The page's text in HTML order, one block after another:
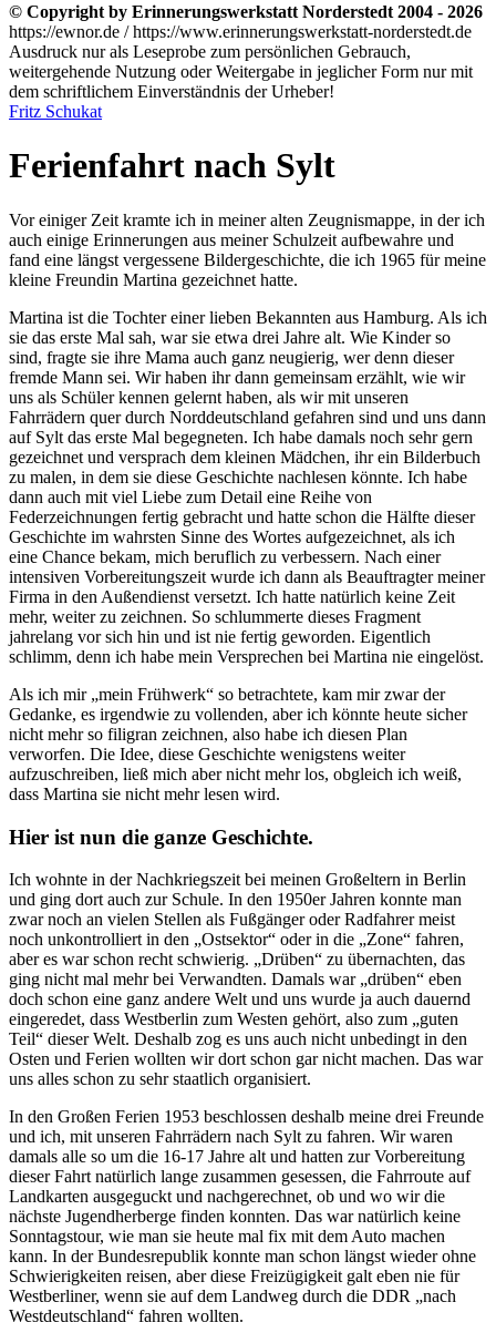
© Copyright by Erinnerungswerkstatt Norderstedt 2004 - 2026
https://ewnor.de / https://www.erinnerungswerkstatt-norderstedt.de
Ausdruck nur als Leseprobe zum persönlichen Gebrauch,
weitergehende Nutzung oder Weitergabe in jeglicher Form nur mit
dem schriftlichem Einverständnis der Urheber!
Fritz Schukat
Ferienfahrt nach Sylt
Vor einiger Zeit kramte ich in meiner alten Zeugnismappe, in der ich
auch einige Erinnerungen aus meiner Schulzeit aufbewahre und
fand eine längst vergessene Bildergeschichte, die ich 1965 für meine
kleine Freundin Martina gezeichnet hatte.
Martina ist die Tochter einer lieben Bekannten aus Hamburg. Als ich
sie das erste Mal sah, war sie etwa drei Jahre alt. Wie Kinder so
sind, fragte sie ihre Mama auch ganz neugierig, wer denn dieser
fremde Mann sei. Wir haben ihr dann gemeinsam erzählt, wie wir
uns als Schüler kennen gelernt haben, als wir mit unseren
Fahrrädern quer durch Norddeutschland gefahren sind und uns dann
auf Sylt das erste Mal begegneten. Ich habe damals noch sehr gern
gezeichnet und versprach dem kleinen Mädchen, ihr ein Bilderbuch
zu malen, in dem sie diese Geschichte nachlesen könnte. Ich habe
dann auch mit viel Liebe zum Detail eine Reihe von
Federzeichnungen fertig gebracht und hatte schon die Hälfte dieser
Geschichte im wahrsten Sinne des Wortes aufgezeichnet, als ich
eine Chance bekam, mich beruflich zu verbessern. Nach einer
intensiven Vorbereitungszeit wurde ich dann als Beauftragter meiner
Firma in den Außendienst versetzt. Ich hatte natürlich keine Zeit
mehr, weiter zu zeichnen. So schlummerte dieses Fragment
jahrelang vor sich hin und ist nie fertig geworden. Eigentlich
schlimm, denn ich habe mein Versprechen bei Martina nie eingelöst.
Als ich mir mein Frühwerk
so betrachtete, kam mir zwar der
Gedanke, es irgendwie zu vollenden, aber ich könnte heute sicher
nicht mehr so filigran zeichnen, also habe ich diesen Plan
verworfen. Die Idee, diese Geschichte wenigstens weiter
aufzuschreiben, ließ mich aber nicht mehr los, obgleich ich weiß,
dass Martina sie nicht mehr lesen wird.
Hier ist nun die ganze Geschichte.
Ich wohnte in der Nachkriegszeit bei meinen Großeltern in Berlin
und ging dort auch zur Schule. In den 1950er Jahren konnte man
zwar noch an vielen Stellen als Fußgänger oder Radfahrer meist
noch unkontrolliert in den
Ostsektor oder in die Zone
fahren,
aber es war schon recht schwierig.
Drüben
zu übernachten, das
ging nicht mal mehr bei Verwandten. Damals war drüben
eben
doch schon eine ganz andere Welt und uns wurde ja auch dauernd
eingeredet, dass Westberlin zum Westen gehört, also zum
guten
Teil
dieser Welt. Deshalb zog es uns auch nicht unbedingt in den
Osten und Ferien wollten wir dort schon gar nicht machen. Das war
uns alles schon zu sehr staatlich organisiert.
In den Großen Ferien 1953 beschlossen deshalb meine drei Freunde
und ich, mit unseren Fahrrädern nach Sylt zu fahren. Wir waren
damals alle so um die 16-17 Jahre alt und hatten zur Vorbereitung
dieser Fahrt natürlich lange zusammen gesessen, die Fahrroute auf
Landkarten ausgeguckt und nachgerechnet, ob und wo wir die
nächste Jugendherberge finden konnten. Das war natürlich keine
Sonntagstour, wie man sie heute mal fix mit dem Auto machen
kann. In der Bundesrepublik konnte man schon längst wieder ohne
Schwierigkeiten reisen, aber diese Freizügigkeit galt eben nie für
Westberliner, wenn sie auf dem Landweg durch die DDR
nach
Westdeutschland
fahren wollten.